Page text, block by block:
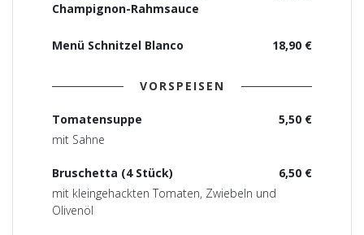
Champignon-Rahmsauce
18,90 €
Menü Schnitzel Blanco
VORSPEISEN
5,50 €
Tomatensuppe
mit Sahne
6,50 €
Bruschetta (4 Stück)
mit kleingehackten Tomaten, Zwiebeln und
Olivenöl